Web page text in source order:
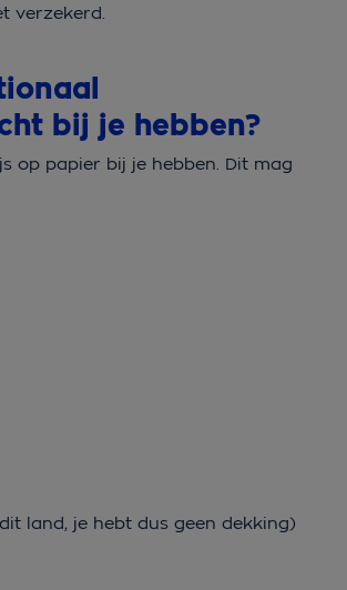
verzekerd.
bij je hebben?
op papier bij je hebben. Dit mag
land, je hebt dus geen dekking)